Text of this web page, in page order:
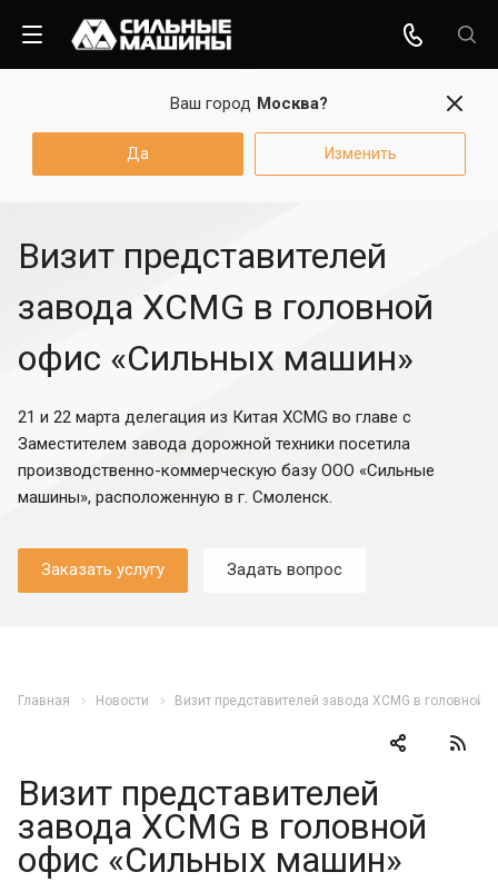
Ваш город Москва?
Да Изменить
Визит представителей
завода XCMG в головной
офис «Сильных машин»
21 и 22 марта делегация из Китая XCMG во главе с
Заместителем завода дорожной техники посетила
производственно-коммерческую базу ООО «Сильные
машины», расположенную в г. Смоленск.
Заказать услугу Задать вопрос
Главная Новости Визит представителей завода XCMG в
Визит представителей
завода XCMG в головной
офис «Сильных машин»